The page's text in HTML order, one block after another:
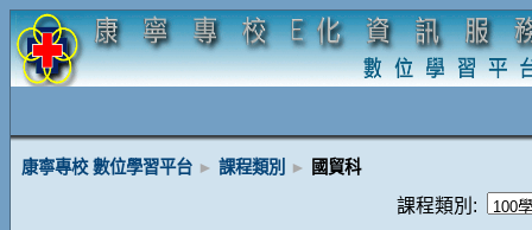
康寧專校 數位學習平台 ► 課程類別 ► 國貿科
課程類別: